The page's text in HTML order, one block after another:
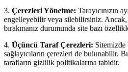
3. Çerezleri Yönetme: Tarayıcınızın
engelleyebilir veya silebilirsiniz. Ancak,
bırakmanız durumunda site bazı
4. Üçüncü Taraf Çerezleri: Sitemizde
sağlayıcıların çerezleri de bulunabilir.
tarafların gizlilik politikalarına tabidir.